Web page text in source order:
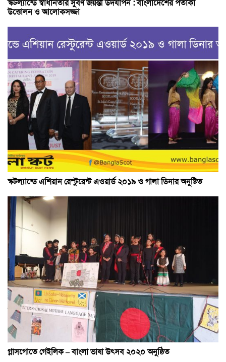
স্কটল্যান্ডে স্বাধীনতার সুবর্ণ জয়ন্তী উদযাপন : বাংলাদেশের পতাকা
উত্তোলন ও আলোকসজ্জা
স্কটল্যান্ডে এশিয়ান রেস্টুরেন্ট এওয়ার্ড ২০১৯ ও গালা ডিনার অনুষ্টিত
গ্লাসগোতে গেইলিক – বাংলা ভাষা উৎসব ২০২০ অনুষ্ঠিত